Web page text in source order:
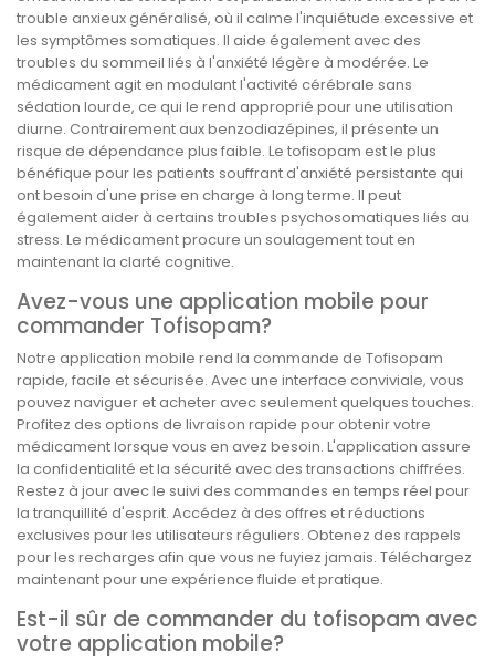
trouble anxieux généralisé, où il calme l'inquiétude excessive et
les symptômes somatiques. Il aide également avec des
troubles du sommeil liés à l'anxiété légère à modérée. Le
médicament agit en modulant l'activité cérébrale sans
sédation lourde, ce qui le rend approprié pour une utilisation
diurne. Contrairement aux benzodiazépines, il présente un
risque de dépendance plus faible. Le tofisopam est le plus
bénéfique pour les patients souffrant d'anxiété persistante qui
ont besoin d'une prise en charge à long terme. Il peut
également aider à certains troubles psychosomatiques liés au
stress. Le médicament procure un soulagement tout en
maintenant la clarté cognitive.
Avez-vous une application mobile pour
commander Tofisopam?
Notre application mobile rend la commande de Tofisopam
rapide, facile et sécurisée. Avec une interface conviviale, vous
pouvez naviguer et acheter avec seulement quelques touches.
Profitez des options de livraison rapide pour obtenir votre
médicament lorsque vous en avez besoin. L'application assure
la confidentialité et la sécurité avec des transactions chiffrées.
Restez à jour avec le suivi des commandes en temps réel pour
la tranquillité d'esprit. Accédez à des offres et réductions
exclusives pour les utilisateurs réguliers. Obtenez des rappels
pour les recharges afin que vous ne fuyiez jamais. Téléchargez
maintenant pour une expérience fluide et pratique.
Est-il sûr de commander du tofisopam avec
votre application mobile?